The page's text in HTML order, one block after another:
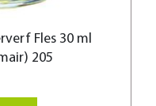
Fles 30 ml
205